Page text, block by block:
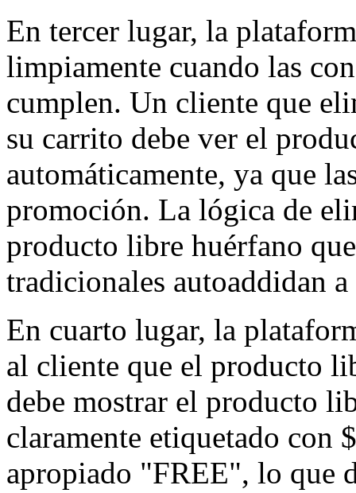
En tercer lugar, la
limpiamente cuando las
cumplen. Un cliente que
su carrito debe ver el
automáticamente, ya que
promoción. La lógica de
producto libre huérfano
tradicionales autoaddidan
En cuarto lugar, la
al cliente que el producto
debe mostrar el producto
claramente etiquetado con
apropiado "FREE", lo que